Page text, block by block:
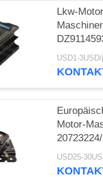
Lkw-
Rubber
Bracket
USD1-
Motor-
VOLVO